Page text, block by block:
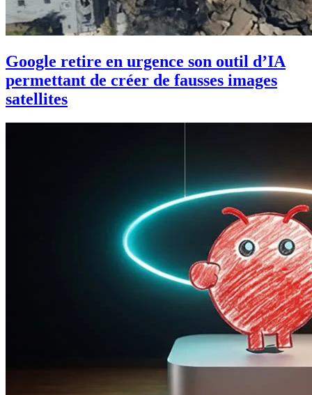
Google retire en urgence son outil d’IA
permettant de créer de fausses images
satellites